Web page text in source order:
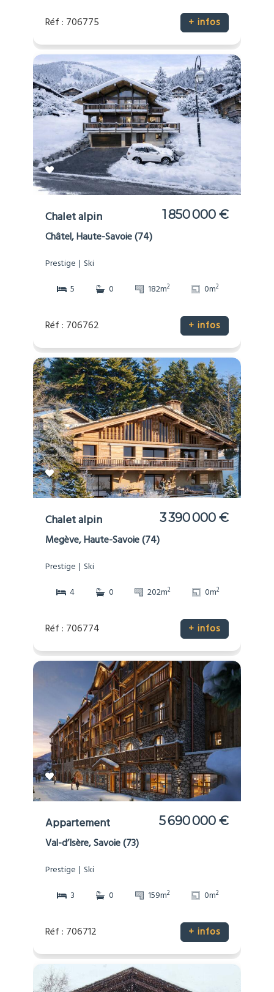
Réf : 706775 + infos
Chalet alpin 1 850 000 €
Châtel, Haute-Savoie (74)
Prestige
Ski
5
0 182m2 0m2
Réf : 706762 + infos
Chalet alpin 3 390 000 €
Megève, Haute-Savoie (74)
Prestige
Ski
4
0 202m2 0m2
Réf : 706774 + infos
Appartement 5 690 000 €
Val-d’Isère, Savoie (73)
Prestige
Ski
3
0 159m2 0m2
Réf : 706712 + infos